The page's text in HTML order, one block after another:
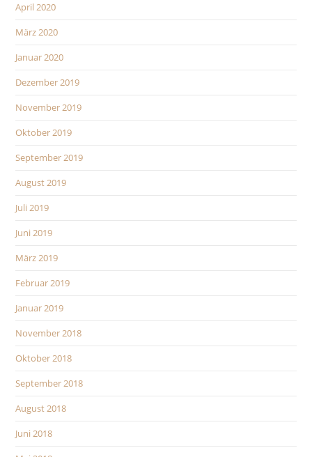
April 2020
März 2020
Januar 2020
Dezember 2019
November 2019
Oktober 2019
September 2019
August 2019
Juli 2019
Juni 2019
März 2019
Februar 2019
Januar 2019
November 2018
Oktober 2018
September 2018
August 2018
Juni 2018